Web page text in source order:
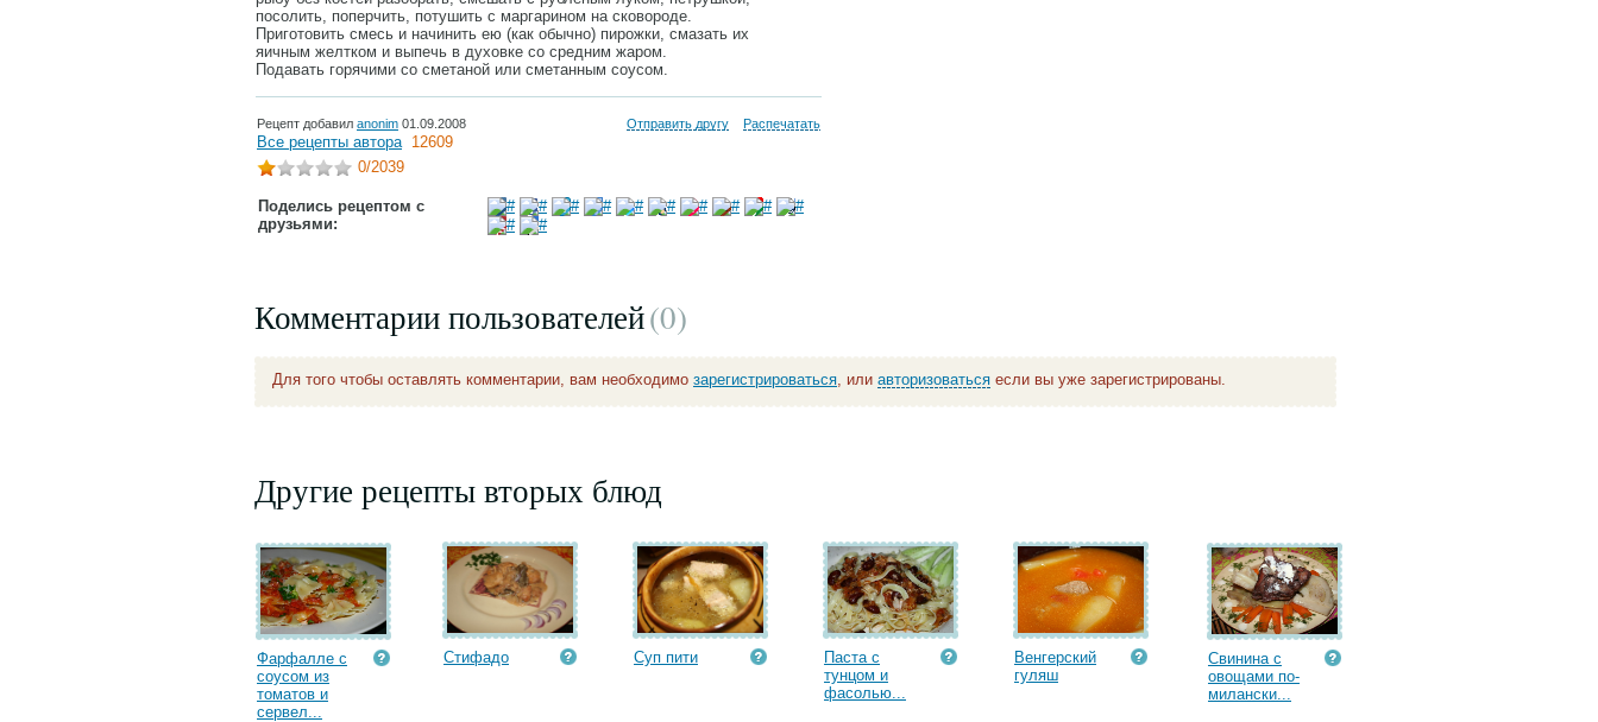
посолить, поперчить, потушить с маргарином на сковороде.
Приготовить смесь и начинить ею (как обычно) пирожки, смазать их
яичным желтком и выпечь в духовке со средним жаром.
Подавать горячими со сметаной или сметанным соусом.
Рецепт добавил anonim 01.09.2008 Отправить другу Распечатать
Все рецепты автора 12609
0/2039
Поделись рецептом с
друзьями:
Комментарии пользователей(0)
Для того чтобы оставлять комментарии, вам необходимо зарегистрироваться, или авторизоваться если вы уже зарегистрированы.
Другие рецепты вторых блюд
Фарфалле с
соусом из
томатов и
сервел...
Стифадо Суп пити
Паста с
тунцом и
фасолью...
Венгерский
гуляш
Свинина с
овощами по-
милански...